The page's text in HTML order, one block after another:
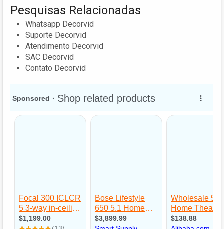
Pesquisas Relacionadas
Whatsapp Decorvid
Suporte Decorvid
Atendimento Decorvid
SAC Decorvid
Contato Decorvid